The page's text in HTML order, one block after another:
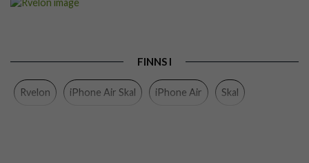
Greppvänlig, MagSafe-kompatibel
Färg
FINNS I
Rvelon iPhone Air Skal iPhone Air Skal